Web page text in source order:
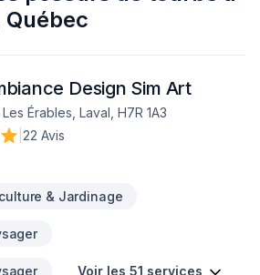
Québec
Design Sim Art
Les Érables, Laval, H7R 1A3
22 Avis
& Jardinage
Voir les 51 services